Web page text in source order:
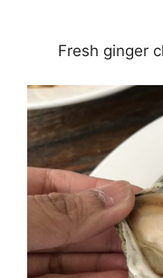
Fresh ginger